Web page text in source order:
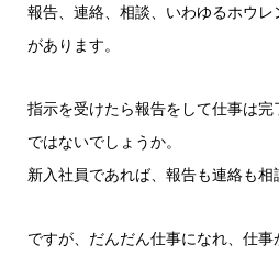
報告、連絡、相談、いわゆるホウ
があります。
指示を受けたら報告をして仕事は
ではないでしょうか。
新入社員であれば、報告も連絡も相
ですが、だんだん仕事になれ、仕